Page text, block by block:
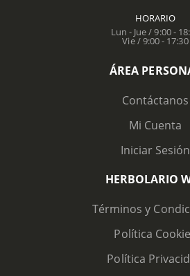
HORARIO
Lun - Jue / 9:00 -
Vie / 9:00 - 17:30
ÁREA
Contáctanos
Mi Cuenta
Iniciar Sesión
HERBOLARIO
Términos y
Política
Política